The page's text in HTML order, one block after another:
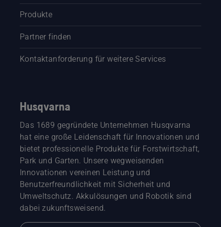
Produkte
Partner finden
Kontaktanforderung für weitere Services
Husqvarna
Das 1689 gegründete Unternehmen Husqvarna
hat eine große Leidenschaft für Innovationen und
bietet professionelle Produkte für Forstwirtschaft,
Park und Garten. Unsere wegweisenden
Innovationen vereinen Leistung und
Benutzerfreundlichkeit mit Sicherheit und
Umweltschutz. Akkulösungen und Robotik sind
dabei zukunftsweisend.